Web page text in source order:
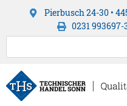
Pierbusch 24-30 •
0231 993697-